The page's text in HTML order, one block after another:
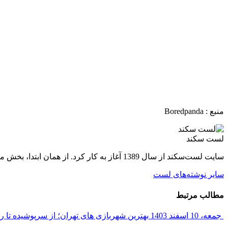
منبع : Boredpanda‏ ‏
لست سکند
سایت لست‌سکند از سال 1389 آغاز به کار کرد. از همان ابتدا، بخش مجله گردشگری راه‌اندازی شد تا بتواند با توجه به نیاز اهالی سفر، اطلاعات به‌روز و کاربردی را با مخاطبان به اشتراک بگذارد.
سایر نوشته‌های لست
مطالب مرتبط
جمعه، 10 اسفند 1403 بهترین شهربازی های تهران؛ از سرپوشیده تا